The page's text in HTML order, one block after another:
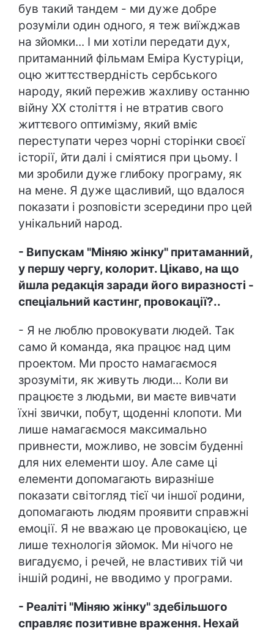
був такий тандем - ми дуже добре
розуміли один одного, я теж виїжджав
на зйомки... І ми хотіли передати дух,
притаманний фільмам Еміра Кустуріци,
оцю життєствердність сербського
народу, який пережив жахливу останню
війну ХХ століття і не втратив свого
життєвого оптимізму, який вміє
переступати через чорні сторінки своєї
історії, йти далі і сміятися при цьому. І
ми зробили дуже глибоку програму, як
на мене. Я дуже щасливий, що вдалося
показати і розповісти зсередини про цей
унікальний народ.
- Випускам "Міняю жінку" притаманний,
у першу чергу, колорит. Цікаво, на що
йшла редакція заради його виразності -
спеціальний кастинг, провокації?..
- Я не люблю провокувати людей. Так
само й команда, яка працює над цим
проектом. Ми просто намагаємося
зрозуміти, як живуть люди... Коли ви
працюєте з людьми, ви маєте вивчати
їхні звички, побут, щоденні клопоти. Ми
лише намагаємося максимально
привнести, можливо, не зовсім буденні
для них елементи шоу. Але саме ці
елементи допомагають виразніше
показати світогляд тієї чи іншої родини,
допомагають людям проявити справжні
емоції. Я не вважаю це провокацією, це
лише технологія зйомок. Ми нічого не
вигадуємо, і речей, не властивих тій чи
іншій родині, не вводимо у програми.
- Реаліті "Міняю жінку" здебільшого
справляє позитивне враження. Нехай